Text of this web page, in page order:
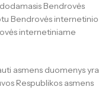
Bendrovės
Bendrovės internetinio
internetiniame
asmens duomenys yra
Respublikos asmens